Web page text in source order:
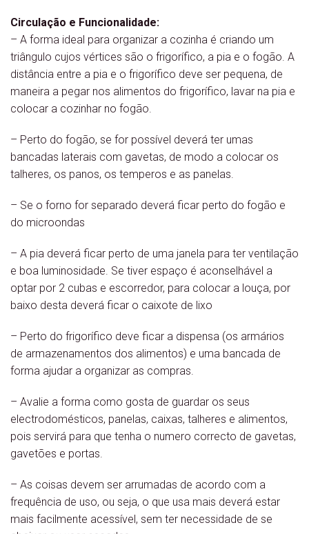
Circulação e Funcionalidade:
– A forma ideal para organizar a cozinha é criando um
triângulo cujos vértices são o frigorífico, a pia e o fogão. A
distância entre a pia e o frigorífico deve ser pequena, de
maneira a pegar nos alimentos do frigorífico, lavar na pia e
colocar a cozinhar no fogão.
– Perto do fogão, se for possível deverá ter umas
bancadas laterais com gavetas, de modo a colocar os
talheres, os panos, os temperos e as panelas.
– Se o forno for separado deverá ficar perto do fogão e
do microondas
– A pia deverá ficar perto de uma janela para ter ventilação
e boa luminosidade. Se tiver espaço é aconselhável a
optar por 2 cubas e escorredor, para colocar a louça, por
baixo desta deverá ficar o caixote de lixo
– Perto do frigorífico deve ficar a dispensa (os armários
de armazenamentos dos alimentos) e uma bancada de
forma ajudar a organizar as compras.
– Avalie a forma como gosta de guardar os seus
electrodomésticos, panelas, caixas, talheres e alimentos,
pois servirá para que tenha o numero correcto de gavetas,
gavetões e portas.
– As coisas devem ser arrumadas de acordo com a
frequência de uso, ou seja, o que usa mais deverá estar
mais facilmente acessível, sem ter necessidade de se